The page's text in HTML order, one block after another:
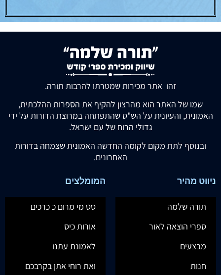
זהו אתר מכירות שמטרתו להרבות תורה.
שמו של האתר הוא מהרצון להקיף את הספרות ההלכתית,
האמונית, והעיונית על הש"ס שהתפתחה במרוצת הדורות על ידי
גדולי הרוח של עם ישראל.
ובנוסף לתת מקום לקומה החדשה האמונית שצמחה בדורות
האחרונים.
ניווט מהיר
תורה שלמה
ספרי הוצאה לאור
מבצעים
חנות
המומלצים
סט מי מרום כ כרכים
אורות כיס
לאמונת עתנו
ואת רוחי אתן בקרבכם